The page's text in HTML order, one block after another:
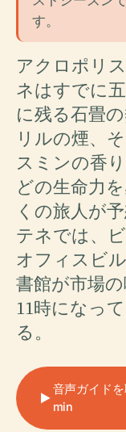
す。
アクロポリ
ネはすでに
に残る石畳
リルの煙、
スミンの香
どの生命力
くの旅人が
テネでは、
オフィスビ
書館が市場
11時になっ
る。
音声ガイド
min